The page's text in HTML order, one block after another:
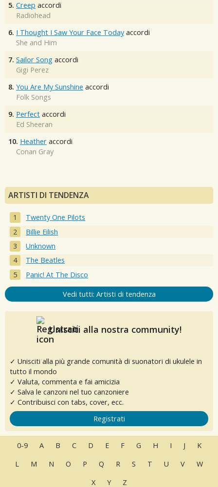
5. Creep accordi
Radiohead
6. I Thought I Saw Your Face Today accordi
She and Him
7. Sailor Song accordi
Gigi Perez
8. You Are My Sunshine accordi
Folk Songs
9. Perfect accordi
Ed Sheeran
10. Heather accordi
Conan Gray
ARTISTI DI TENDENZA
Twenty One Pilots
Billie Eilish
Unknown
The Beatles
Panic! At The Disco
Vedi tutti: Artisti di tendenza
Unisciti alla nostra community!
✓ Unisciti alla più grande comunità di suonatori di ukulele in
tutto il mondo
✓ Valuta, commenta e fai amicizia
✓ Salva le canzoni nel tuo canzoniere
✓ Contribuisci con tabs, cover, ecc.
Registrati
0-9 A B C D E F G H I J
K
L
M N O P Q R S T U V
W
X
Y Z